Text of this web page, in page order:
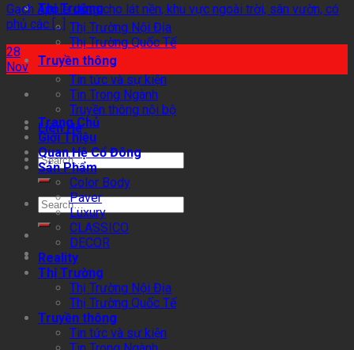
Thị Trường
Thị Trường Nội Địa
Thị Trường Quốc Tế
Truyền thông
Tin tức và sự kiện
Tin Trong Ngành
Truyền thông nội bộ
Liên Hệ
Search
for:
Search
for:
Gạch Apple dùng cho lát nền, khu vực ngoài trời, sân vườn, có
phủ các [...]
28
Nov
Trang Chủ
Giới Thiệu
Quan Hệ Cổ Đông
Sản Phẩm
Color Body
Paver
Luxury
CLASSICO
DECOR
Reality
Thị Trường
Thị Trường Nội Địa
Thị Trường Quốc Tế
Truyền thông
Tin tức và sự kiện